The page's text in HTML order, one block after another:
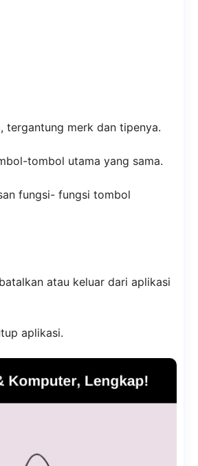
tergantung merk dan tipenya.
tombol utama yang sama.
fungsi- fungsi tombol
atau keluar dari aplikasi
aplikasi.